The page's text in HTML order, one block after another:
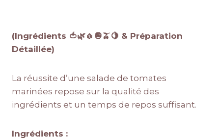
(Ingrédients 🍅🌿🧄🧅🫒🍋 & Préparation
Détaillée)
La réussite d’une salade de tomates
marinées repose sur la qualité des
ingrédients et un temps de repos suffisant.
Ingrédients :